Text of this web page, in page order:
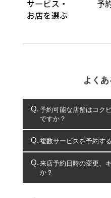
よく
予約可能な店舗はコク
ですか？
コクピット・タイヤ館
複数サービスを予約す
複数サービスのご予約
一部の商品・サービスの組
出来ないものもございます。
来店予約日時の変更、
か？